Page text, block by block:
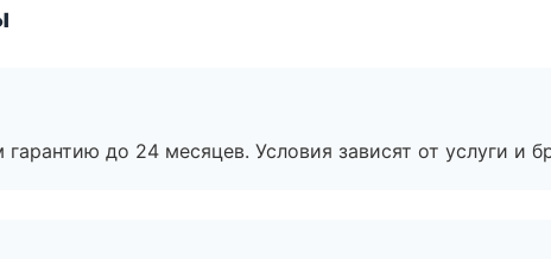
до 24 месяцев. Условия зависят от услуги и